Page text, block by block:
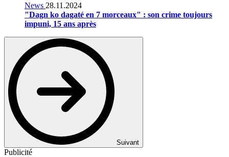
News 28.11.2024
"Dagn ko dagaté en 7 morceaux" : son crime toujours
impuni, 15 ans après
Suivant
Publicité